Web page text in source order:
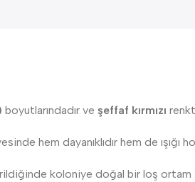
boyutlarındadır ve şeffaf kırmızı
hem dayanıklıdır hem de ışığı
koloniye doğal bir loş ortam